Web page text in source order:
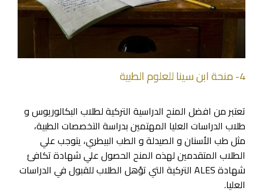
4- منحة ابن سينا للعلوم الطبية
تعتبر من افضل المنح الدراسية التركية لطلاب البكالوريوس و
طلاب الدراسات العليا المهتمين بدراسة التخصصات الطبية،
مثل طب الأسنان و الصيدلة و الطب البيطري، يتوجب علي
الطلاب المتقدمين لهذه المنح الحصول علي شهادة تكافئ
شهادة ALES التركية التي تؤهل الطلاب للقبول في الدراسات
العليا.